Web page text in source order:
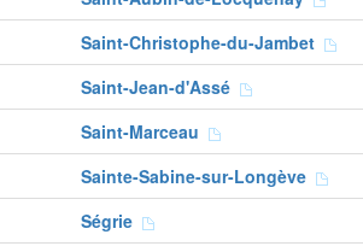
Saint-Christophe-du-Jambet
Saint-Jean-d'Assé
Saint-Marceau
Sainte-Sabine-sur-Longève
Ségrie